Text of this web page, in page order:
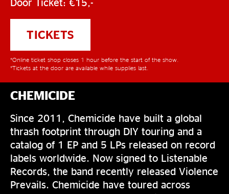
TICKETS
*Online ticket shop closes 1 hour before the start of the show.
*Tickets at the door are available while supplies last.
CHEMICIDE
Since 2011, Chemicide have built a global
thrash footprint through DIY touring and a
catalog of 1 EP and 5 LPs released on record
labels worldwide. Now signed to Listenable
Records, the band recently released Violence
Prevails. Chemicide have toured across